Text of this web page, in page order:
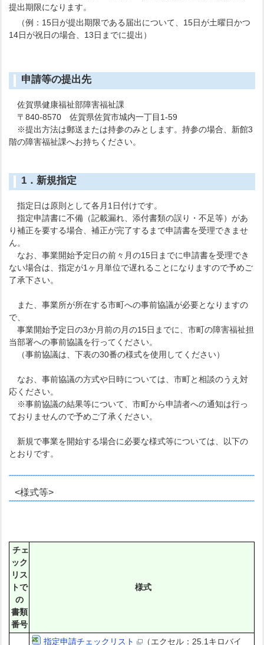
提出期限になります。
（例：15日が提出期限である届出について、15日が土曜日かつ
14日が祝日の場合、13日までに提出）
申請等の提出先
佐賀県健康福祉部障害福祉課
〒840-8570 佐賀県佐賀市城内一丁目1-59
※提出方法は郵送または持参のみとします。持参の場合、新館3
階の障害福祉課へお持ちください。
1．新規指定
指定日は原則として各月1日付けです。
指定申請書に不備（記載漏れ、添付書類の誤り・不足等）があ
り補正を要する場合、補正が完了するまで申請書を受理できませ
ん。
なお、事業開始予定日の前々月の15日までに申請書を受理でき
ない場合は、指定が1ヶ月単位で遅れることになりますので予めご
了承下さい。
また、事業所が所在する市町への事前協議が必要となりますの
で、
事業開始予定日の3か月前の月の15日までに、市町の障害福祉担
当部署への事前協議を行ってください。
（事前協議は、下表の30番の様式を使用してください）
なお、事前協議の方式や日時については、市町と相談のうえ対
応ください。
※事前協議の結果等について、市町から申請者への通知は行っ
ておりませんので予めご了承ください。
新規で事業を開始する場合に必要な様式等については、以下の
とおりです。
<様式等>
チェ
ック
リス
トで
の
書類
番号
様式
指定申請チェックリスト （エクセル：25.1キロバイ